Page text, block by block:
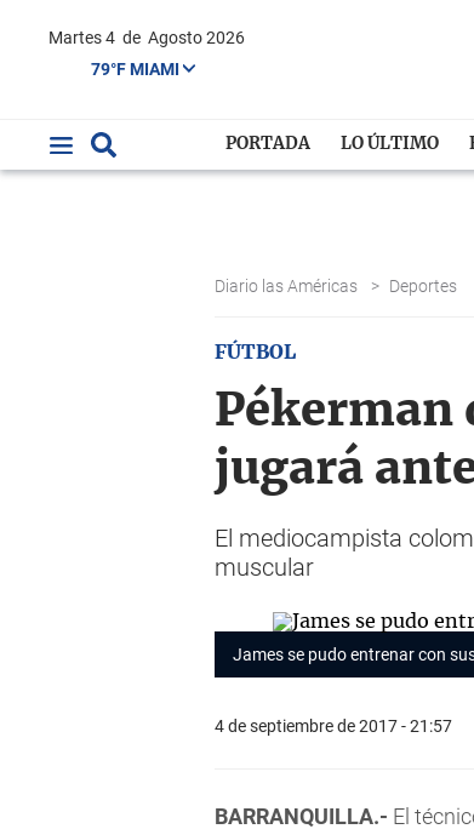
Martes 4 de Agosto 2026
79°F MIAMI
PORTADA LO ÚLTIMO
Diario las Américas > Deportes
FÚTBOL
Pékerman
jugará
El mediocampista
muscular
James se pudo entrenar con
4 de septiembre de 2017 - 21:57
BARRANQUILLA.- El